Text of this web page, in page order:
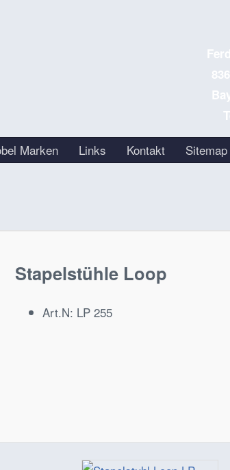
Marken Links Kontakt Sitemap
Stapelstühle Loop
Art.N: LP 255